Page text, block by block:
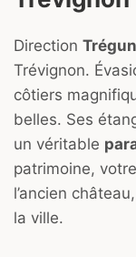
Direction
Trévignon.
côtiers
belles. Ses
un véritable
patrimoine,
l’ancien
la ville.